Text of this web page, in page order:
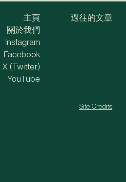
主頁
關於我們
過往的文章
Instagram
Facebook
X (Twitter)
YouTube
Site Credits